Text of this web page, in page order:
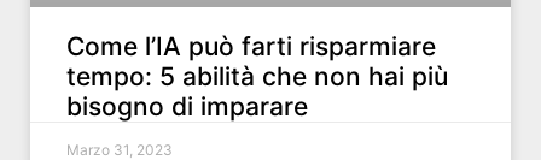
Come l’IA può farti risparmiare
tempo: 5 abilità che non hai più
bisogno di imparare
Marzo 31, 2023